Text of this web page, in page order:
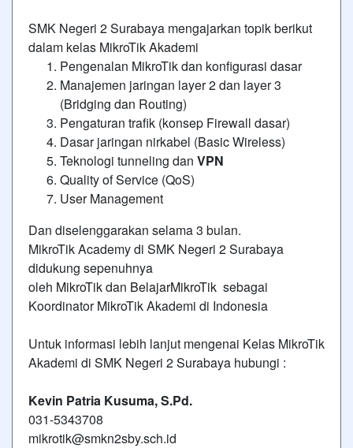
SMK Negeri 2 Surabaya mengajarkan topik berikut
dalam kelas MikroTik Akademi
Pengenalan MikroTik dan konfigurasi dasar
Manajemen jaringan layer 2 dan layer 3
(Bridging dan Routing)
Pengaturan trafik (konsep Firewall dasar)
Dasar jaringan nirkabel (Basic Wireless)
Teknologi tunneling dan VPN
Quality of Service (QoS)
User Management
Dan diselenggarakan selama 3 bulan.
MikroTik Academy di SMK Negeri 2 Surabaya
didukung sepenuhnya
oleh MikroTikdan BelajarMikroTik sebagai
Koordinator MikroTik Akademi di Indonesia
Untuk informasi lebih lanjut mengenai Kelas MikroTik
Akademi di SMK Negeri 2 Surabaya hubungi :
Kevin Patria Kusuma, S.Pd.
031-5343708
mikrotik@smkn2sby.sch.id